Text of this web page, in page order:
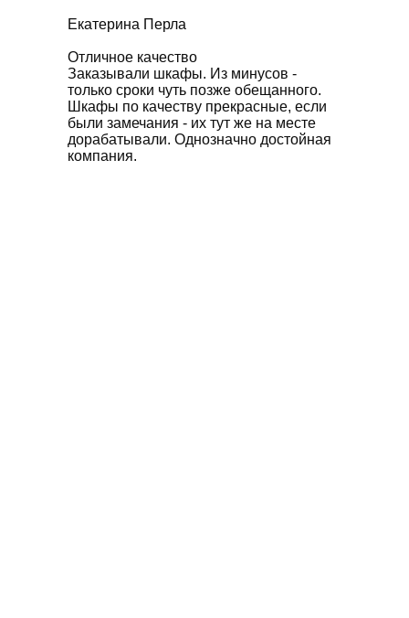
Екатерина Перла
Отличное качество
Заказывали шкафы. Из минусов -
только сроки чуть позже обещанного.
Шкафы по качеству прекрасные, если
были замечания - их тут же на месте
дорабатывали. Однозначно достойная
компания.